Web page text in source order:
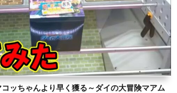
コッちゃんより早く獲る～ダイの大冒険マアム